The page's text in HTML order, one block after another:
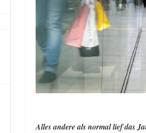
Alles andere als normal lief das